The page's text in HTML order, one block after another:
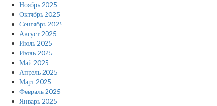
Ноябрь 2025
Октябрь 2025
Сентябрь 2025
Август 2025
Июль 2025
Июнь 2025
Май 2025
Апрель 2025
Март 2025
Февраль 2025
Январь 2025